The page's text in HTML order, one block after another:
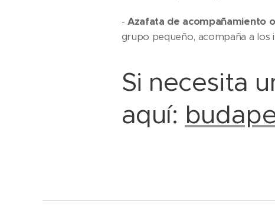
- Azafata de acompañamiento
grupo pequeño, acompaña a los
Si necesita
aquí: